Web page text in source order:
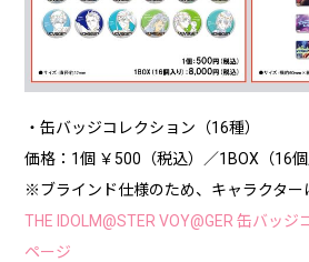
・缶バッジコレクション（16種）
価格：1個 ￥500（税込）／1BOX（16
※ブラインド仕様のため、キャラクター
THE IDOLM@STER VOY@GER 缶バッ
ページ